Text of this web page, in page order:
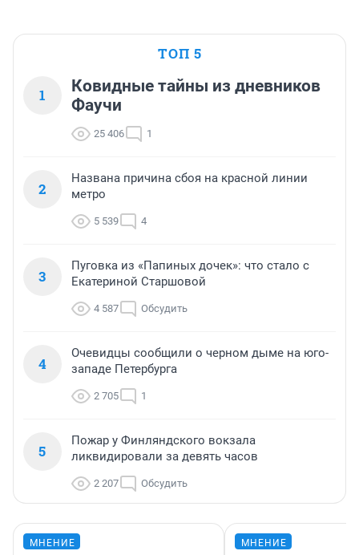
ТОП 5
1
Ковидные тайны из дневников
Фаучи
25 406 1
2
Названа причина сбоя на красной линии
метро
5 539 4
3
Пуговка из «Папиных дочек»: что стало с
Екатериной Старшовой
4 587 Обсудить
4
Очевидцы сообщили о черном дыме на юго-
западе Петербурга
2 705 1
5
Пожар у Финляндского вокзала
ликвидировали за девять часов
2 207 Обсудить
МНЕНИЕ МНЕНИЕ